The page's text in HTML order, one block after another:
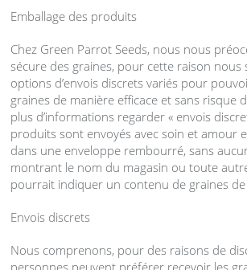
Emballage des produits
Chez Green Parrot Seeds, nous nous
sécure des graines, pour cette raison nous
options d’envois discrets variés pour
graines de manière efficace et sans risque
plus d’informations regarder « envois
produits sont envoyés avec soin et amour
dans une enveloppe rembourré, sans
montrant le nom du magasin ou toute
pourrait indiquer un contenu de graines de
Envois discrets
Nous comprenons, pour des raisons de
personnes peuvent préférer recevoir les